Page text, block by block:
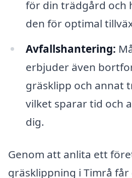
för din trädgård och
den för optimal
Avfallshantering:
erbjuder även
gräsklipp och annat
vilket sparar tid och
dig.
Genom att anlita ett
gräsklippning i Timrå